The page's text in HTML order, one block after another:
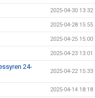
2025-04-30 13:32
2025-04-28 15:55
2025-04-25 15:00
2025-04-23 13:01
24-
2025-04-22 15:33
2025-04-14 18:18